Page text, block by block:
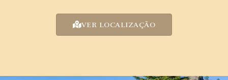
VER LOCALIZAÇÃO